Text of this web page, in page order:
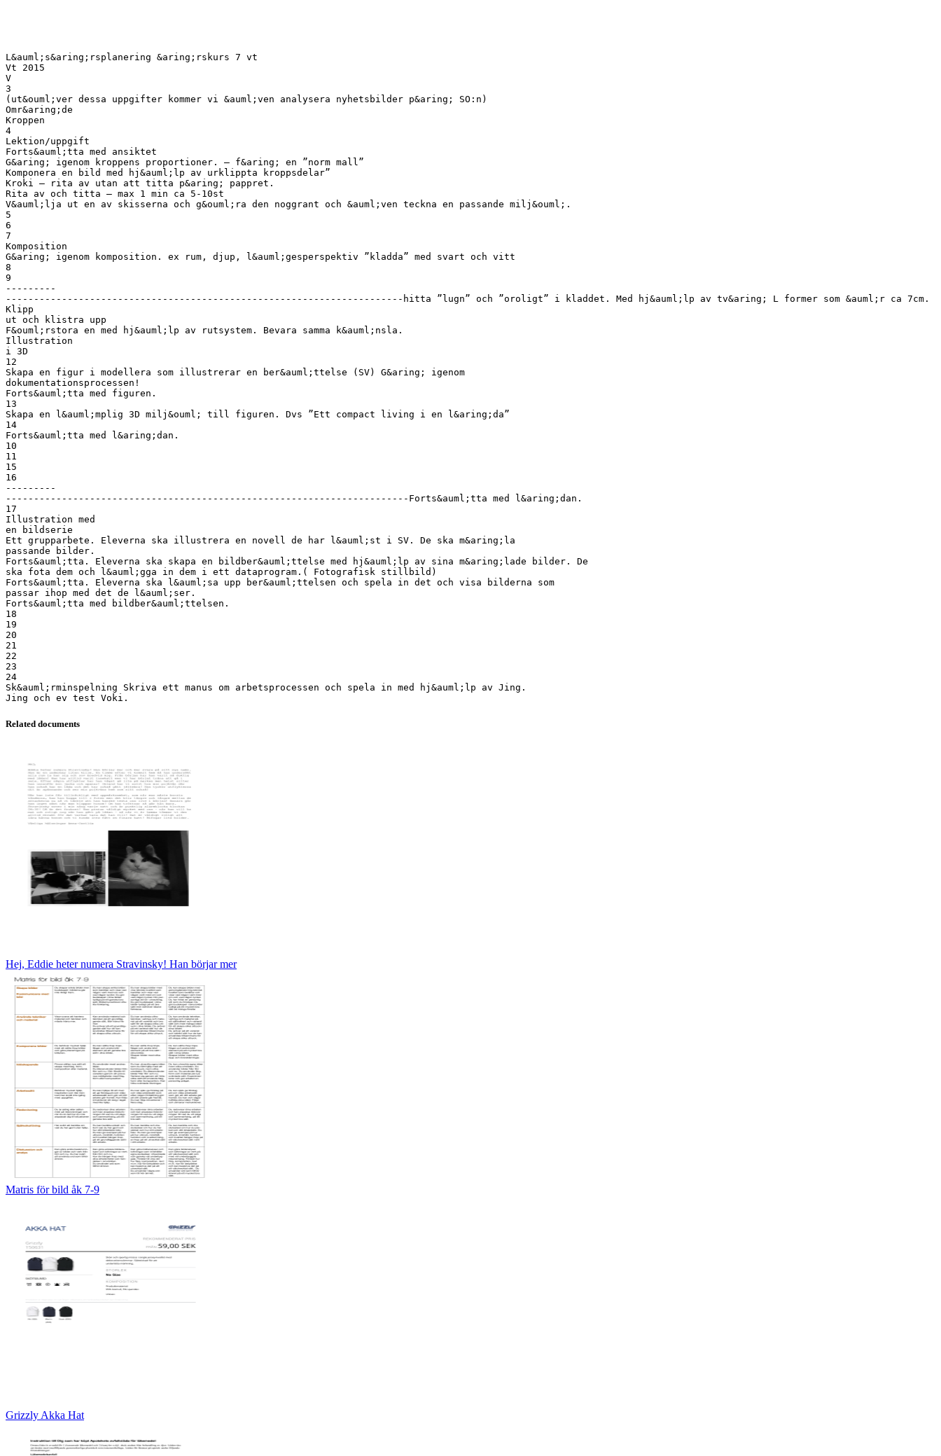
L&auml;s&aring;rsplanering &aring;rskurs 7 vt
Vt 2015
V
3
(ut&ouml;ver dessa uppgifter kommer vi &auml;ven analysera nyhetsbilder p&aring; SO:n)
Omr&aring;de
Kroppen
4
Lektion/uppgift
Forts&auml;tta med ansiktet
G&aring; igenom kroppens proportioner. – f&aring; en ”norm mall”
Komponera en bild med hj&auml;lp av urklippta kroppsdelar”
Kroki – rita av utan att titta p&aring; pappret.
Rita av och titta – max 1 min ca 5-10st
V&auml;lja ut en av skisserna och g&ouml;ra den noggrant och &auml;ven teckna en passande milj&ouml;.
5
6
7
Komposition
G&aring; igenom komposition. ex rum, djup, l&auml;gesperspektiv ”kladda” med svart och vitt
8
9
---------
-----------------------------------------------------------------------hitta ”lugn” och ”oroligt” i kladdet. Med hj&auml;lp av tv&aring; L former som &auml;r ca 7cm.
Klipp
ut och klistra upp
F&ouml;rstora en med hj&auml;lp av rutsystem. Bevara samma k&auml;nsla.
Illustration
i 3D
12
Skapa en figur i modellera som illustrerar en ber&auml;ttelse (SV) G&aring; igenom
dokumentationsprocessen!
Forts&auml;tta med figuren.
13
Skapa en l&auml;mplig 3D milj&ouml; till figuren. Dvs ”Ett compact living i en l&aring;da”
14
Forts&auml;tta med l&aring;dan.
10
11
15
16
---------
------------------------------------------------------------------------Forts&auml;tta med l&aring;dan.
17
Illustration med
en bildserie
Ett grupparbete. Eleverna ska illustrera en novell de har l&auml;st i SV. De ska m&aring;la
passande bilder.
Forts&auml;tta. Eleverna ska skapa en bildber&auml;ttelse med hj&auml;lp av sina m&aring;lade bilder. De
ska fota dem och l&auml;gga in dem i ett dataprogram.( Fotografisk stillbild)
Forts&auml;tta. Eleverna ska l&auml;sa upp ber&auml;ttelsen och spela in det och visa bilderna som
passar ihop med det de l&auml;ser.
Forts&auml;tta med bildber&auml;ttelsen.
18
19
20
21
22
23
24
Sk&auml;rminspelning Skriva ett manus om arbetsprocessen och spela in med hj&auml;lp av Jing.
Related documents
Hej, Eddie heter numera Stravinsky! Han börjar mer
Matris för bild åk 7-9
Grizzly Akka Hat